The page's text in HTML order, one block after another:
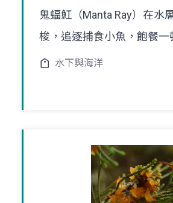
鬼蝠魟（Manta Ray）在水
梭，追逐捕食小魚，飽餐一
水下與海洋